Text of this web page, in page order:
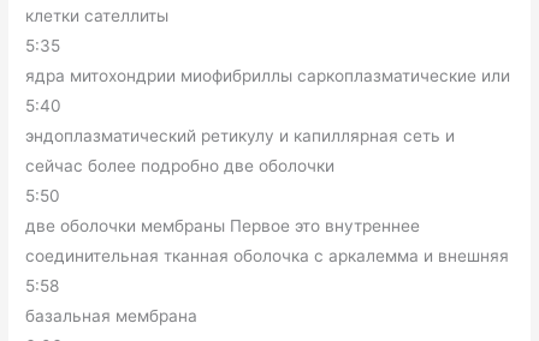
клетки сателлиты
5:35
ядра митохондрии миофибриллы саркоплазматические или
5:40
эндоплазматический ретикулу и капиллярная сеть и
сейчас более подробно две оболочки
5:50
две оболочки мембраны Первое это внутреннее
соединительная тканная оболочка с аркалемма и внешняя
5:58
базальная мембрана